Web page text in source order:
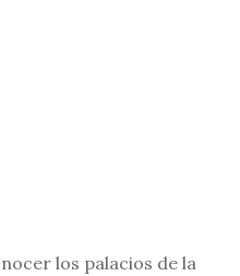
los palacios de la